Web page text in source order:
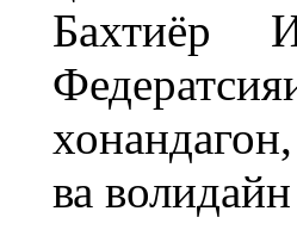
Бахтиёр
ва